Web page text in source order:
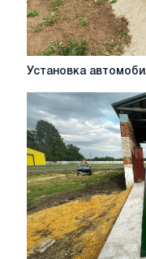
Установка
весов.
Правила
и
советы.
Установка